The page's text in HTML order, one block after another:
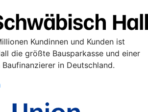
Kundinnen und Kunden ist
die größte Bausparkasse und einer
in Deutschland.